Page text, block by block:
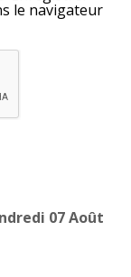
le navigateur
07 Août